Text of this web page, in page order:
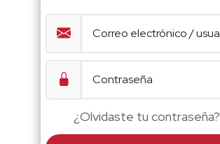
¿Olvidaste tu contraseña?